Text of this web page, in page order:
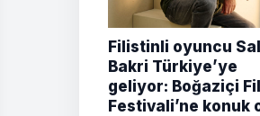
Filistinli oyuncu
Bakri Türkiye’ye
geliyor: Boğaziçi
Festivali’ne konuk